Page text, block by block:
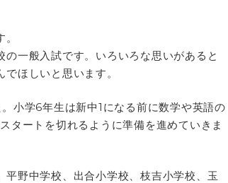
一般入試です。いろいろな思いがあると
ほしいと思います。
小学6年生は新中1になる前に数学や英語の
タートを切れるように準備を進めていきま
野中学校、出合小学校、枝吉小学校、玉